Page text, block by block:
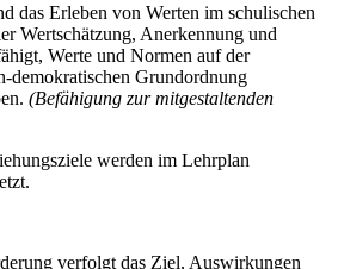
das Erleben von Werten im schulischen
Wertschätzung, Anerkennung und
Werte und Normen auf der
demokratischen Grundordnung
(Befähigung zur mitgestaltenden
werden im Lehrplan
verfolgt das Ziel, Auswirkungen